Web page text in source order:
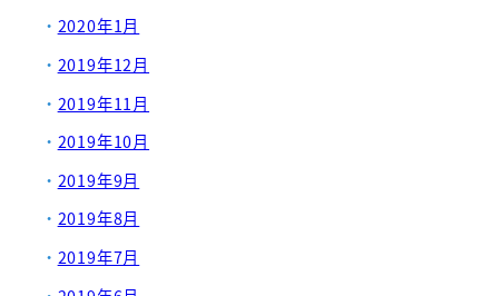
2020年1月
2019年12月
2019年11月
2019年10月
2019年9月
2019年8月
2019年7月